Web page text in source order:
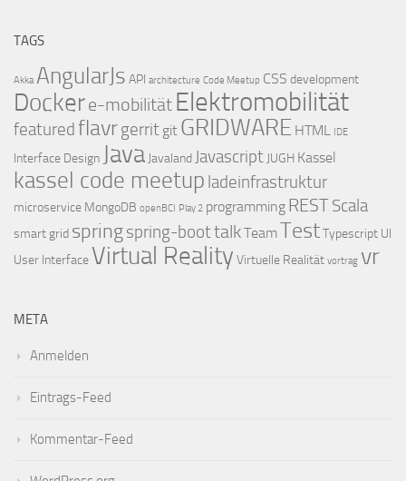
TAGS
Akka AngularJs API architecture Code Meetup CSS development
Dockere-mobilität Elektromobilität
featuredflavrgerrit git GRIDWARE HTML IDE
Interface Design Java Javaland Javascript JUGH Kassel
kassel code meetup ladeinfrastruktur
microservice MongoDB openBCI Play 2 programming RESTScala
smart grid springspring-boottalkTeamTestTypescript UI
User Interface Virtual Reality Virtuelle Realität vortrag vr
META
Anmelden
Eintrags-Feed
Kommentar-Feed